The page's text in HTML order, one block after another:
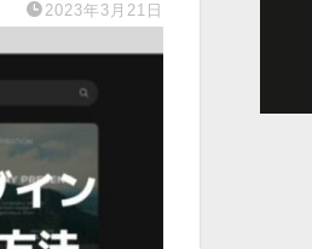
2023年3月21日